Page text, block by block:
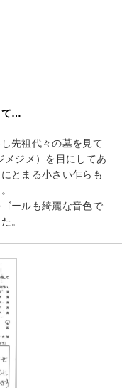
て…
先祖代々の墓を見て
メジメ）を目にしてあ
とまる小さい乍らも
ールも綺麗な音色で
。